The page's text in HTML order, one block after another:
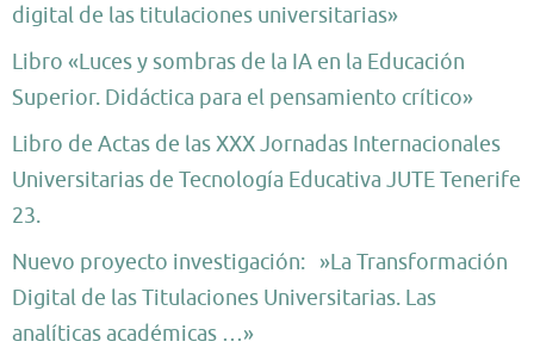
digital de las titulaciones universitarias»
Libro «Luces y sombras de la IA en la Educación
Superior. Didáctica para el pensamiento crítico»
Libro de Actas de las XXX Jornadas Internacionales
Universitarias de Tecnología Educativa JUTE Tenerife
23.
Nuevo proyecto investigación: »La Transformación
Digital de las Titulaciones Universitarias. Las
analíticas académicas …»